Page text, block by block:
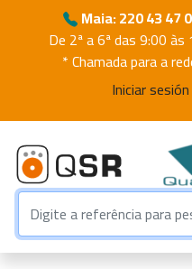
Maia: 220 43 47
De 2ª a 6ª das 9:00
* Chamada para a
Iniciar sesión